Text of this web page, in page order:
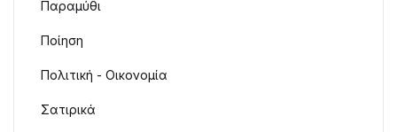
Παραμύθι
Ποίηση
Πολιτική - Οικονομία
Σατιρικά